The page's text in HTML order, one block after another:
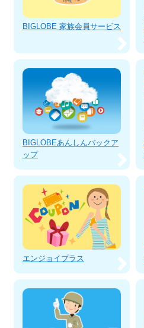
BIGLOBE 家族会員サービス
BIGLOBEあんしんバックア
ップ
エンジョイプラス